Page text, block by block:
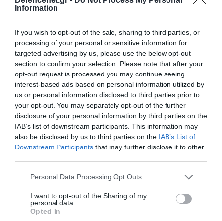
Information
If you wish to opt-out of the sale, sharing to third parties, or
processing of your personal or sensitive information for
targeted advertising by us, please use the below opt-out
section to confirm your selection. Please note that after your
opt-out request is processed you may continue seeing
interest-based ads based on personal information utilized by
us or personal information disclosed to third parties prior to
your opt-out. You may separately opt-out of the further
disclosure of your personal information by third parties on the
IAB’s list of downstream participants. This information may
also be disclosed by us to third parties on the IAB’s List of
Downstream Participants that may further disclose it to other
Please note that this website/app uses one or more Google
not limited to your visit or usage behaviour. You may click to
grant or deny consent to Google and its third-party tags to
use your data for below specified purposes in below Google
Personal Data Processing Opt Outs
I want to opt-out of the Sharing of my
personal data.
Opted In
«Επιχείρηση ελεύθερα πεζοδρόμια» στην
Αθήνα: Απομακρύνθηκαν παράνομα
αντικείμενα από κοινόχρηστους χώρους